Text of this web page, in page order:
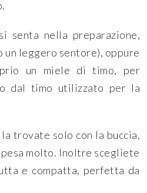
senta nella preparazione,
un leggero sentore), oppure
un miele di timo, per
dal timo utilizzato per la
trovate solo con la buccia,
molto. Inoltre scegliete
e compatta, perfetta da